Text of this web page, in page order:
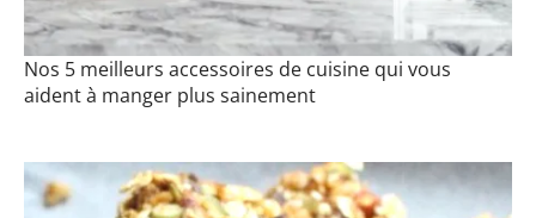
Nos 5 meilleurs accessoires de cuisine qui vous
aident à manger plus sainement